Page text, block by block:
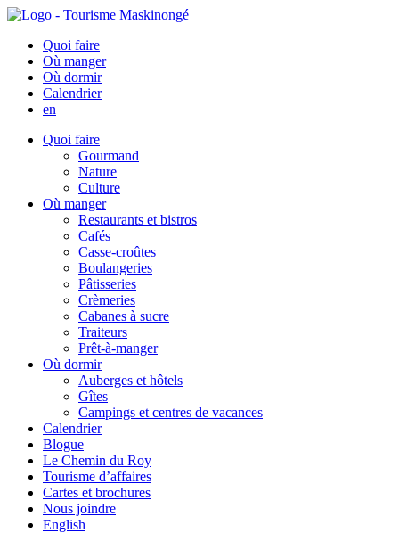
Quoi faire
Où manger
Où dormir
Calendrier
en
Quoi faire
Gourmand
Nature
Culture
Où manger
Restaurants et bistros
Cafés
Casse-croûtes
Boulangeries
Pâtisseries
Crèmeries
Cabanes à sucre
Traiteurs
Prêt-à-manger
Où dormir
Auberges et hôtels
Gîtes
Campings et centres de vacances
Calendrier
Blogue
Le Chemin du Roy
Tourisme d’affaires
Cartes et brochures
Nous joindre
English